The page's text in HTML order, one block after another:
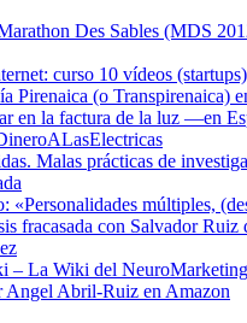
Des Sables (MDS
curso 10 vídeos (startups)
Pirenaica (o Transpirenaica)
en la factura de la luz —en
Malas prácticas de
«Personalidades múltiples,
fracasada con Salvador Ruiz
– La Wiki del NeuroMarketing
Angel Abril-Ruiz en Amazon